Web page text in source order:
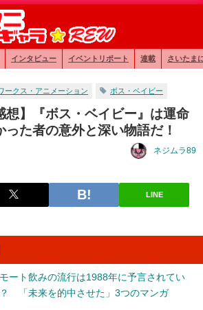
インタビュー イベントリポート 連載 さいたま
ークス・アニメーション ボス・ベイビー
想】『ボス・ベイビー』は運命
った者の意外と深い物語だ！
ネジムラ89
LINE
ート飲みの流行は1988年に予言されてい
「未来を的中させた」3つのマンガ